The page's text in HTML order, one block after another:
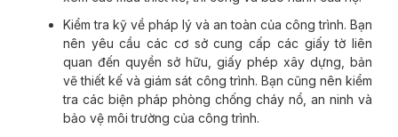
Kiểm tra kỹ về pháp lý và an toàn của công trình. Bạn
nên yêu cầu các cơ sở cung cấp các giấy tờ liên
quan đến quyền sở hữu, giấy phép xây dựng, bản
vẽ thiết kế và giám sát công trình. Bạn cũng nên kiểm
tra các biện pháp phòng chống cháy nổ, an ninh và
bảo vệ môi trường của công trình.